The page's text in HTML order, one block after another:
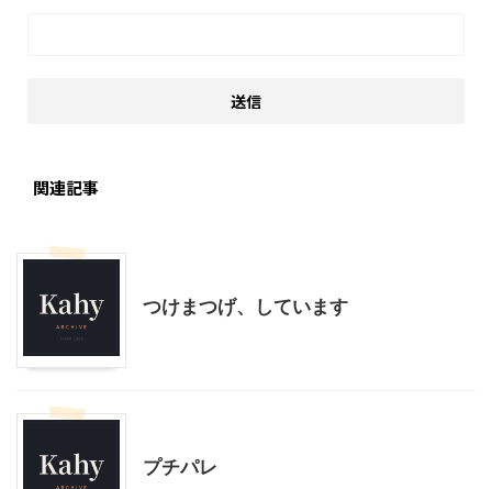
関連記事
つけまつげ、しています
プチパレ